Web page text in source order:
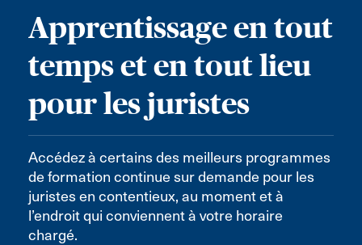
Apprentissage en tout
temps et en tout lieu
pour les juristes
Accédez à certains des meilleurs programmes
de formation continue sur demande pour les
juristes en contentieux, au moment et à
l’endroit qui conviennent à votre horaire
chargé.